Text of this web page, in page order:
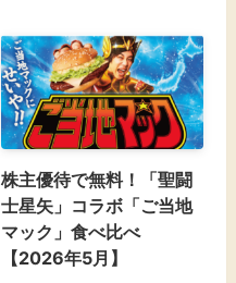
株主優待で無料！「聖闘
士星矢」コラボ「ご当地
マック」食べ比べ
【2026年5月】